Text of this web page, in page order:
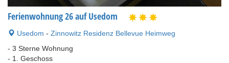
Ferienwohnung 26 auf Usedom
Usedom - Zinnowitz Residenz Bellevue Heimweg
- 3 Sterne Wohnung
- 1. Geschoss